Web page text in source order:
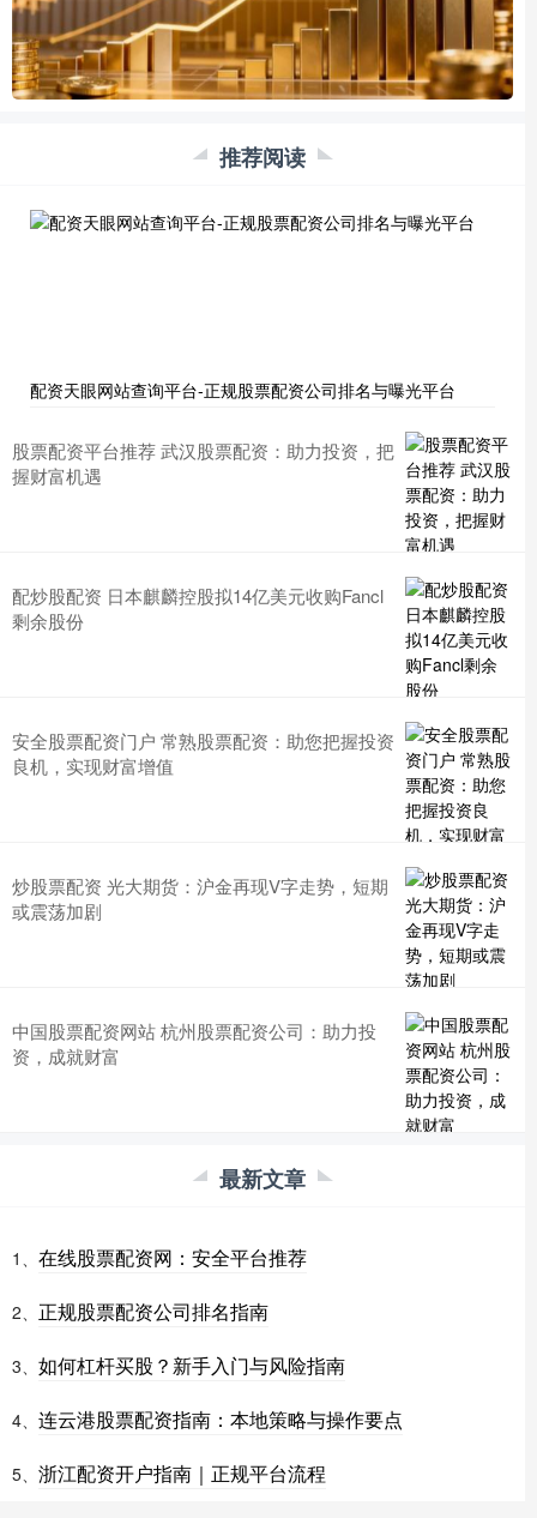
推荐阅读
配资天眼网站查询平台-正规股票配资公司排名与曝光平台
股票配资平台推荐 武汉股票配资：助力投资，把
握财富机遇
配炒股配资 日本麒麟控股拟14亿美元收购Fancl
剩余股份
安全股票配资门户 常熟股票配资：助您把握投资
良机，实现财富增值
炒股票配资 光大期货：沪金再现V字走势，短期
或震荡加剧
中国股票配资网站 杭州股票配资公司：助力投
资，成就财富
最新文章
1、 在线股票配资网：安全平台推荐
2、 正规股票配资公司排名指南
3、 如何杠杆买股？新手入门与风险指南
4、 连云港股票配资指南：本地策略与操作要点
5、 浙江配资开户指南｜正规平台流程